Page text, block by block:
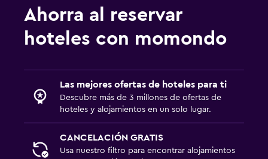
Ahorra al reservar
hoteles con momondo
Las mejores ofertas de hoteles para ti
Descubre más de 3 millones de ofertas de
hoteles y alojamientos en un solo lugar.
CANCELACIÓN GRATIS
Usa nuestro filtro para encontrar alojamientos